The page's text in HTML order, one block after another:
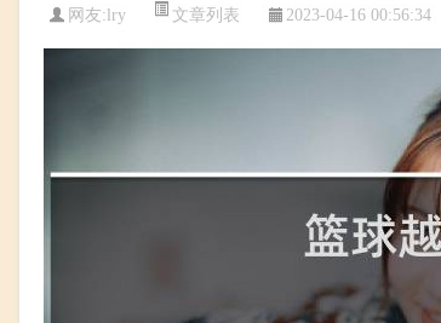
网友: lry 文章列表 2023-04-16 00:56:34